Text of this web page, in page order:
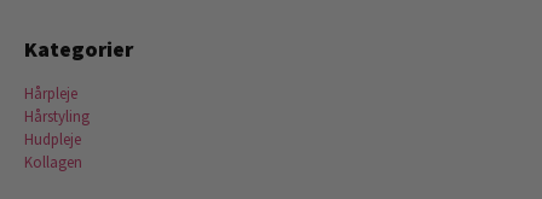
Kategorier
Hårpleje
Hårstyling
Hudpleje
Kollagen